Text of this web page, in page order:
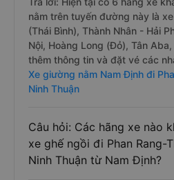
nằm trên tuyến đường này là
(Thái Bình), Thành Nhân - Hải
Nội, Hoàng Long (Đỏ), Tân
thêm thông tin và đặt vé các
Xe giường nằm Nam Định đi
Ninh Thuận
Câu hỏi: Các hãng xe nào
xe ghế ngồi đi Phan Rang-
Ninh Thuận từ Nam Định?